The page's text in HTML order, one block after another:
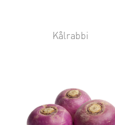
Kålrabbi